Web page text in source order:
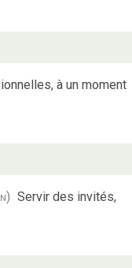
à un moment
Servir des invités,